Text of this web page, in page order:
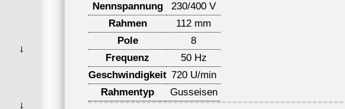
→
→
Nennspannung
230/400 V
Rahmen
112 mm
Pole
8
Frequenz
50 Hz
Geschwindigkeit 720 U/min
Rahmentyp
Gusseisen